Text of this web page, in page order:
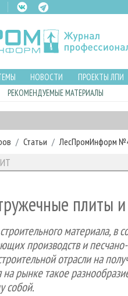
НОВОСТИ ПРОЕКТЫ ЛПИ
РЕКОМЕНДУЕМЫЕ МАТЕРИАЛЫ
Статьи ЛесПромИнформ №4
плиты
материала,
производств и
отрасли на
рынке такое
собой.